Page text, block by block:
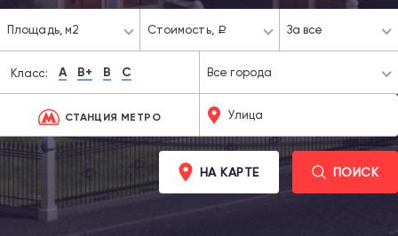
Площадь,м2 Стоимость, a За все
Класс: A B+ B C Все города
СТАНЦИЯ МЕТРО
НА КАРТЕ ПОИСК